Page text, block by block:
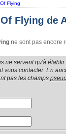
Flying
Flying de
ne sont pas encore
ne servent qu'à établir
vous contacter. En
pas les champs